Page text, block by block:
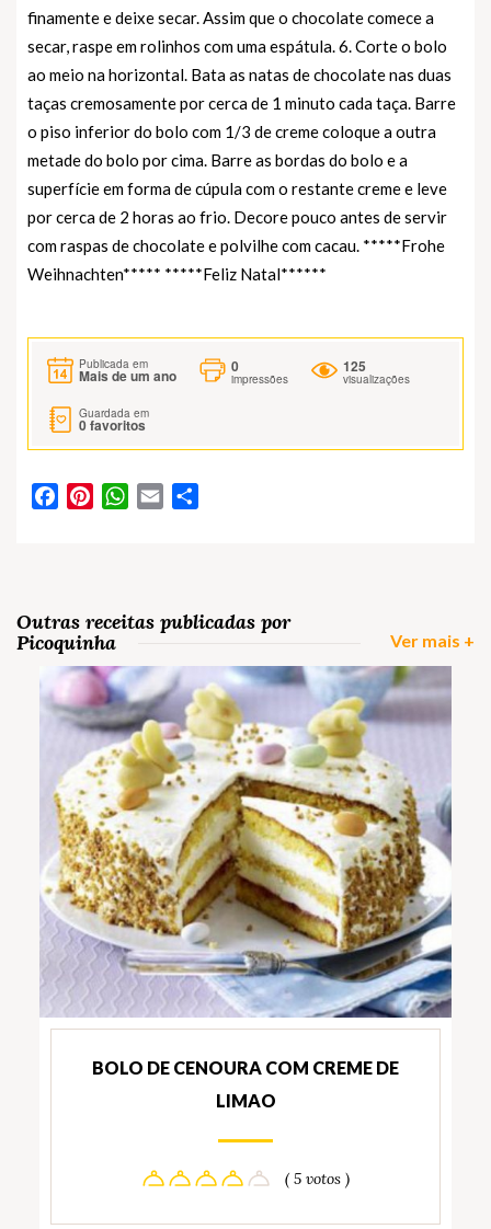
finamente e deixe secar. Assim que o chocolate comece a
secar, raspe em rolinhos com uma espátula. 6. Corte o bolo
ao meio na horizontal. Bata as natas de chocolate nas duas
taças cremosamente por cerca de 1 minuto cada taça. Barre
o piso inferior do bolo com 1/3 de creme coloque a outra
metade do bolo por cima. Barre as bordas do bolo e a
superfície em forma de cúpula com o restante creme e leve
por cerca de 2 horas ao frio. Decore pouco antes de servir
com raspas de chocolate e polvilhe com cacau. *****Frohe
Weihnachten***** *****Feliz Natal******
Publicada em
Mais de um ano
0
impressões
125
visualizações
Guardada em
0favoritos
FacebookPinterestWhatsApp
Email
Outras receitas publicadas por
Picoquinha
Ver mais +
BOLO DE CENOURA COM CREME DE
LIMAO
( 5 votos )